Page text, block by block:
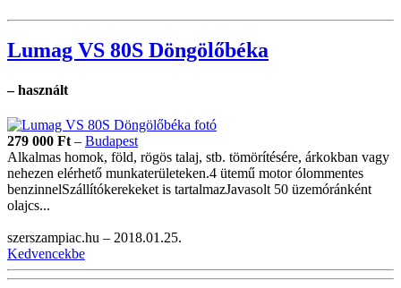
Lumag VS 80S Döngölőbéka
– használt
279 000 Ft – Budapest
Alkalmas homok, föld, rögös talaj, stb. tömörítésére, árkokban vagy
nehezen elérhető munkaterületeken.4 ütemű motor ólommentes
benzinnelSzállítókerekeket is tartalmazJavasolt 50 üzemóránként
olajcs...
szerszampiac.hu – 2018.01.25.
Kedvencekbe